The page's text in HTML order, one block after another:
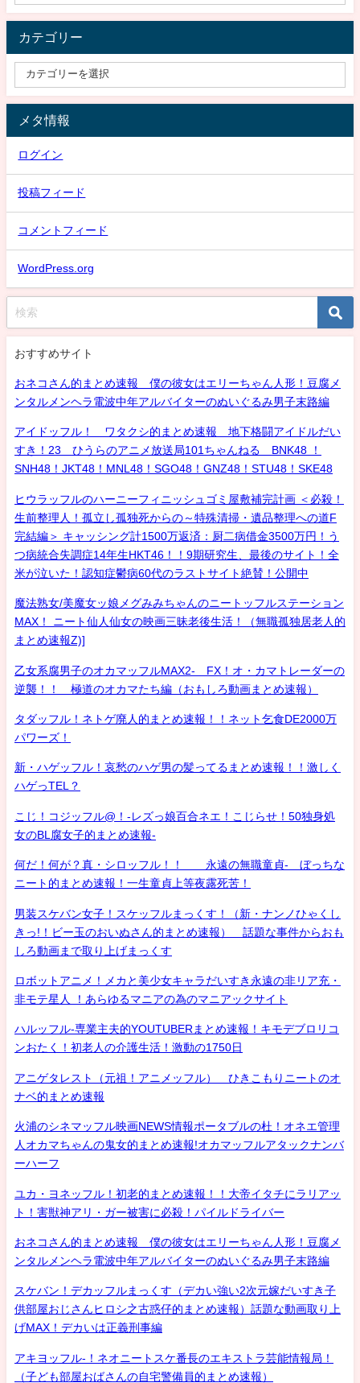
カテゴリー
メタ情報
ログイン
投稿フィード
コメントフィード
WordPress.org
おすすめサイト
おネコさん的まとめ速報 僕の彼女はエリーちゃん人形！豆腐メ
ンタルメンヘラ電波中年アルバイターのぬいぐるみ男子末路編
アイドッフル！ ワタクシ的まとめ速報 地下格闘アイドルだい
すき！23 ひうらのアニメ放送局101ちゃんねる BNK48 ！
SNH48！JKT48！MNL48！SGO48！GNZ48！STU48！SKE48
ヒウラッフルのハーニーフィニッシュゴミ屋敷補完計画 ＜必殺！
生前整理人！孤立し孤独死からの～特殊清掃・遺品整理への道F
完結編＞ キャッシング計1500万返済：厨二病借金3500万円！う
つ病統合失調症14年生HKT46！！9期研究生、最後のサイト！全
米が泣いた！認知症鬱病60代のラストサイト絶賛！公開中
魔法熟女/美魔女ッ娘メグみみちゃんのニートッフルステーション
MAX！ ニート仙人仙女の映画三昧老後生活！（無職孤独居老人的
まとめ速報Z)]
乙女系腐男子のオカマッフルMAX2- FX！オ・カマトレーダーの
逆襲！！ 極道のオカマたち編（おもしろ動画まとめ速報）
タダッフル！ネトゲ廃人的まとめ速報！！ネット乞食DE2000万
パワーズ！
新・ハゲッフル！哀愁のハゲ男の髪ってるまとめ速報！！激しく
ハゲっTEL？
こじ！コジッフル@！-レズっ娘百合ネエ！こじらせ！50独身処
女のBL腐女子的まとめ速報-
何だ！何が？真・シロッフル！！ 永遠の無職童貞- ぼっちな
ニート的まとめ速報！一生童貞上等夜露死苦！
男装スケバン女子！スケッフルまっくす！（新・ナンノひゃくし
きっ!！ビー玉のおいぬさん的まとめ速報） 話題な事件からおも
しろ動画まで取り上げまっくす
ロボットアニメ！メカと美少女キャラだいすき永遠の非リア充・
非モテ星人 ！あらゆるマニアの為のマニアックサイト
ハルッフル-専業主夫的YOUTUBERまとめ速報！キモデブロリコ
ンおたく！初老人の介護生活！激動の1750日
アニゲタレスト（元祖！アニメッフル） ひきこもりニートのオ
ナベ的まとめ速報
火浦のシネマッフル映画NEWS情報ポータブルの杜！オネエ管理
人オカマちゃんの鬼女的まとめ速報!オカマッフルアタックナンバ
ーハーフ
ユカ・ヨネッフル！初老的まとめ速報！！大帝イタチにラリアッ
ト！害獣神アリ・ガー被害に必殺！パイルドライバー
おネコさん的まとめ速報 僕の彼女はエリーちゃん人形！豆腐メ
ンタルメンヘラ電波中年アルバイターのぬいぐるみ男子末路編
スケバン！デカッフルまっくす（デカい強い2次元嫁だいすき子
供部屋おじさんヒロシ之古惑仔的まとめ速報）話題な動画取り上
げMAX！デカいは正義刑事編
アキヨッフル-！ネオニートスケ番長のエキストラ芸能情報局！
（子ども部屋おばさんの自宅警備員的まとめ速報）